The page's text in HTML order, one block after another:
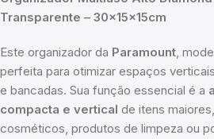
Transparente – 30x15x15cm
Este organizador da Paramount,
perfeita para otimizar espaços
e bancadas. Sua função essencial é a
compacta e vertical de itens
cosméticos, produtos de limpeza ou